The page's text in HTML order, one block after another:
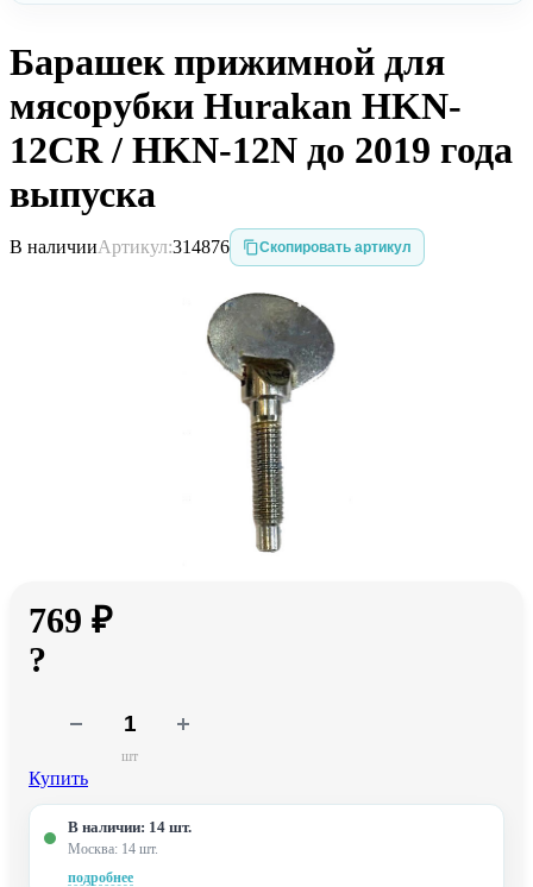
Барашек прижимной для
мясорубки Hurakan HKN-
12CR / HKN-12N до 2019 года
выпуска
В наличииАртикул:314876 Скопировать артикул
769 ₽
?
шт
Купить
В наличии: 14 шт.
Москва: 14 шт.
подробнее